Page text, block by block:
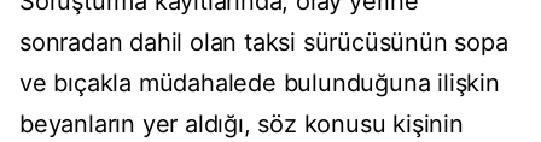
sonradan dahil olan taksi sürücüsünün sopa
ve bıçakla müdahalede bulunduğuna ilişkin
beyanların yer aldığı, söz konusu kişinin